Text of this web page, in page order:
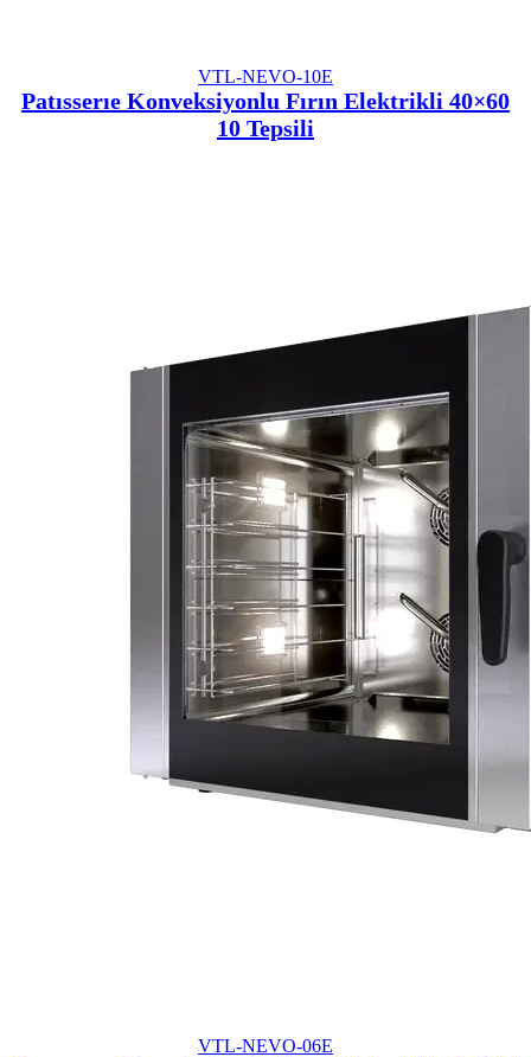
VTL-NEVO-10E
Patısserıe Konveksiyonlu Fırın Elektrikli 40×60
10 Tepsili
VTL-NEVO-06E